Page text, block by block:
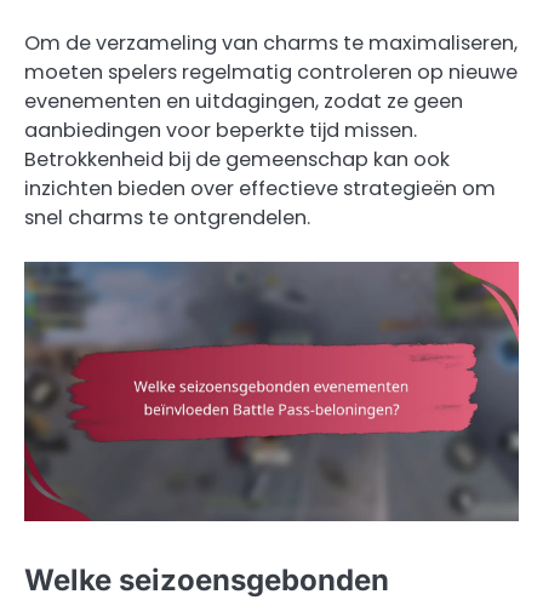
Om de verzameling van charms te maximaliseren,
moeten spelers regelmatig controleren op nieuwe
evenementen en uitdagingen, zodat ze geen
aanbiedingen voor beperkte tijd missen.
Betrokkenheid bij de gemeenschap kan ook
inzichten bieden over effectieve strategieën om
snel charms te ontgrendelen.
Welke seizoensgebonden